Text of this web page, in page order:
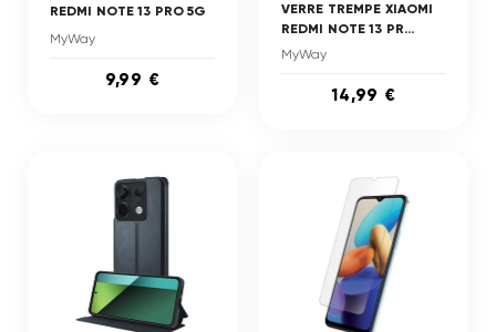
REDMI NOTE 13 PRO 5G
MyWay
9,99 €
VERRE TREMPE XIAOMI
REDMI NOTE 13 PR...
MyWay
14,99 €